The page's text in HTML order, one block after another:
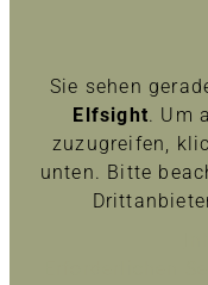
Sie sehen
Elfsight. Um
zuzugreifen,
unten. Bitte